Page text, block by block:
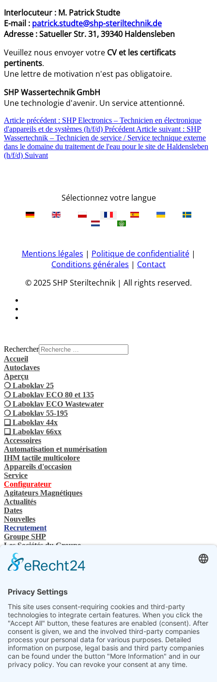
Interlocuteur : M. Patrick Studte
E-mail : patrick.studte@shp-steriltechnik.de
Adresse : Satueller Str. 31, 39340 Haldensleben
Veuillez nous envoyer votre CV et les certificats
pertinents.
Une lettre de motivation n'est pas obligatoire.
SHP Wassertechnik GmbH
Une technologie d'avenir. Un service attentionné.
Article précédent : SHP Electronics – Technicien en électronique
d'appareils et de systèmes (h/f/d) Précédent Article suivant : SHP
Wassertechnik – Technicien de service / Service technique externe
dans le domaine du traitement de l'eau pour le site de Haldensleben
(h/f/d) Suivant
Sélectionnez votre langue
Mentions légales | Politique de confidentialité|
Conditions générales | Contact
© 2025 SHP Steriltechnik | All rights reserved.
Rechercher
Accueil
Autoclaves
Aperçu
❍ Laboklav 25
❍ Laboklav ECO 80 et 135
❍ Laboklav ECO Wastewater
❍ Laboklav 55-195
❏ Laboklav 44x
❏ Laboklav 66xx
Accessoires
Automatisation et numérisation
IHM tactile multicolore
Appareils d'occasion
Service
Configurateur
Agitateurs Magnétiques
Actualités
Dates
Nouvelles
Recrutement
Groupe SHP
Les Sociétés du Groupe
Contacts
Nous contactez
Revendeurs spécialisés
Téléchargements SHP
Sélectionnez votre langue
DE
EN
PL